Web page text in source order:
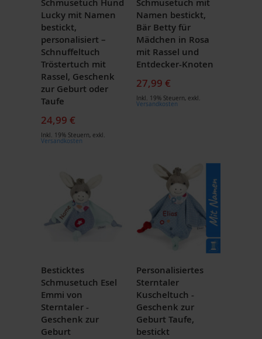
Schmusetuch Hund
Lucky mit Namen
bestickt,
personalisiert –
Schnuffeltuch
Tröstertuch mit
Rassel, Geschenk
zur Geburt oder
Taufe
24,99 €
Inkl. 19% Steuern, exkl.
Versandkosten
Schmusetuch mit
Namen bestickt,
Bär Betty für
Mädchen in Rosa
mit Rassel und
Entdecker-Knoten
27,99 €
Inkl. 19% Steuern, exkl.
Versandkosten
Besticktes
Schmusetuch Esel
Emmi von
Sterntaler -
Geschenk zur
Geburt
Personalisiertes
Sterntaler
Kuscheltuch -
Geschenk zur
Geburt Taufe,
bestickt